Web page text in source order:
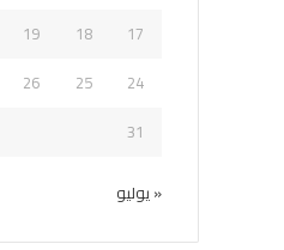
17
18
19
24
25
26
31
« يوليو